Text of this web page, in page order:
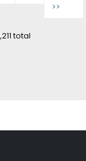
>>
total